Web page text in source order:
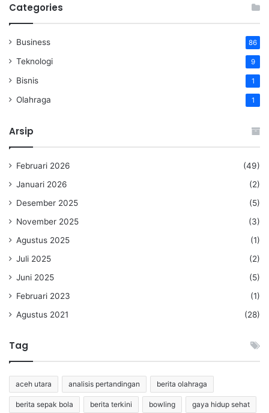
Categories
Business 86
Teknologi 9
Bisnis 1
Olahraga 1
Arsip
Februari 2026
(49)
Januari 2026
(2)
Desember 2025
(5)
November 2025
(3)
Agustus 2025
(1)
Juli 2025
(2)
Juni 2025
(5)
Februari 2023
(1)
Agustus 2021
(28)
Tag
aceh utara analisis pertandingan berita olahraga
berita sepak bola berita terkini bowling gaya hidup sehat